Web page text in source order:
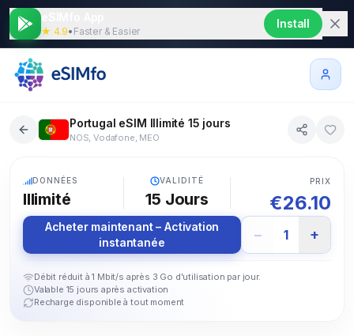
★ 4.9• Faster & Easier
Install
Portugal eSIM Illimité 15 jours
NOS, Vodafone, MEO
DONNÉES
Illimité
VALIDITÉ
15 Jours
PRIX
€26.10
Acheter maintenant – Activation
instantanée
− 1 +
Débit réduit à 1 Mbit/s après 3 Go d'utilisation par jour.
Valable 15 jours après activation
Recharge disponible à tout moment